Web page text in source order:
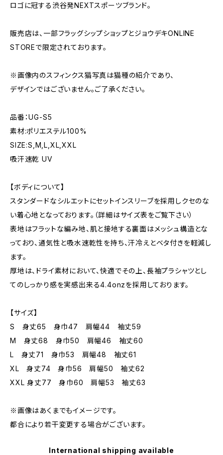
ロゴに冠する渋谷発NEXTスポーツブランド。
販売店は、一部フラッグシップショップとジョウデキONLINE
STOREで限定されております。
※画像内のスフィンクス猫写真は猫種の紹介であり、
デザインではございません。ご了承ください。
品番：UG-S5
素材:ポリエステル100%
SIZE:S,M,L,XL,XXL
吸汗速乾 UV
【ボディについて】
スタンダードなシルエットにセットインスリーブを採用しクセのな
い着心地となっております。（詳細はサイズ表をご覧下さい）
表地はフラットな編み地、肌と接地する裏面はメッシュ構造とな
っており、通気性と吸水速乾性を持ち、汗冷えとベタ付きを軽減し
ます。
厚地は、ドライ素材において、快適でその上、長袖プラシャツとし
てのしっかり感を実感出来る4.4onzを採用しております。
【サイズ】
S 身丈65 身巾47 肩幅44 袖丈59
M 身丈68 身巾50 肩幅46 袖丈60
L 身丈71 身巾53 肩幅48 袖丈61
XL 身丈74 身巾56 肩幅50 袖丈62
XXL 身丈77 身巾60 肩幅53 袖丈63
※画像はあくまでもイメージです。
都合により若干変更する場合がございます。
International shipping available